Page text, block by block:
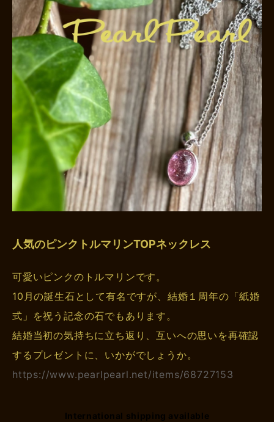
人気のピンクトルマリンTOPネックレス
可愛いピンクのトルマリンです。
10月の誕生石として有名ですが、結婚１周年の「紙婚
式」を祝う記念の石でもあります。
結婚当初の気持ちに立ち返り、互いへの思いを再確認
するプレゼントに、いかがでしょうか。
https://www.pearlpearl.net/items/68727153
International shipping available